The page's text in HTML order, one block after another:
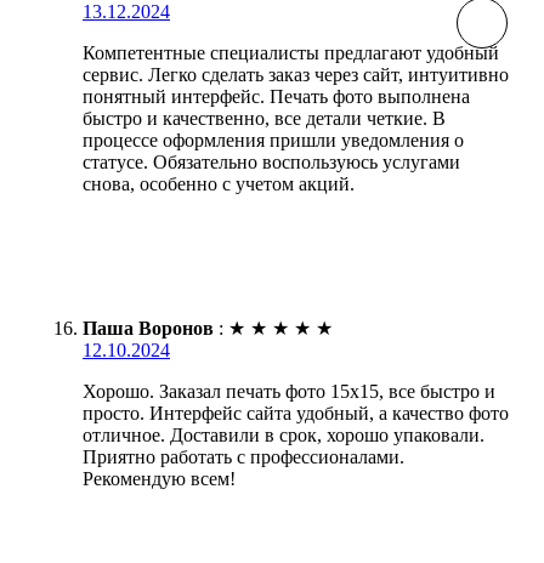
13.12.2024
Компетентные специалисты предлагают удобный
сервис. Легко сделать заказ через сайт, интуитивно
понятный интерфейс. Печать фото выполнена
быстро и качественно, все детали четкие. В
процессе оформления пришли уведомления о
статусе. Обязательно воспользуюсь услугами
снова, особенно с учетом акций.
Паша Воронов : ★ ★ ★ ★ ★
12.10.2024
Хорошо. Заказал печать фото 15х15, все быстро и
просто. Интерфейс сайта удобный, а качество фото
отличное. Доставили в срок, хорошо упаковали.
Приятно работать с профессионалами.
Рекомендую всем!